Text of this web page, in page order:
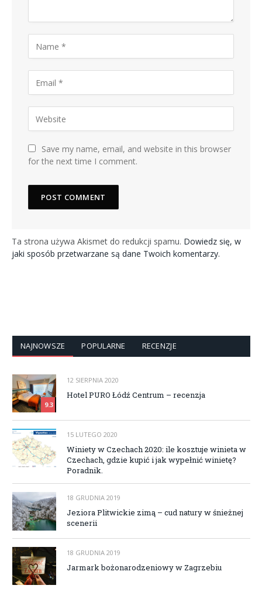
Save my name, email, and website in this browser
for the next time I comment.
Ta strona używa Akismet do redukcji spamu. Dowiedz się, w
jaki sposób przetwarzane są dane Twoich komentarzy.
NAJNOWSZE POPULARNE RECENZJE
9.3
12 SIERPNIA 2020
Hotel PURO Łódź Centrum – recenzja
15 LUTEGO 2020
Winiety w Czechach 2020: ile kosztuje winieta w
Czechach, gdzie kupić i jak wypełnić winietę?
Poradnik.
18 GRUDNIA 2019
Jeziora Plitwickie zimą – cud natury w śnieżnej
scenerii
18 GRUDNIA 2019
Jarmark bożonarodzeniowy w Zagrzebiu